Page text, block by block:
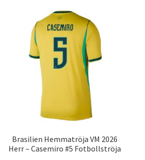
Brasilien Hemmatröja VM 2026
Herr – Casemiro #5 Fotbollströja